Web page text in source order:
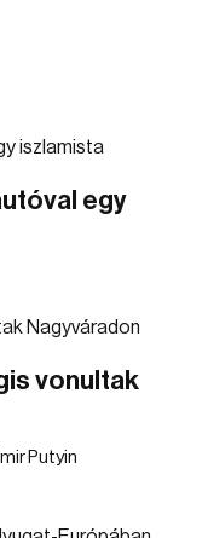
egy
vonultak
Putyin